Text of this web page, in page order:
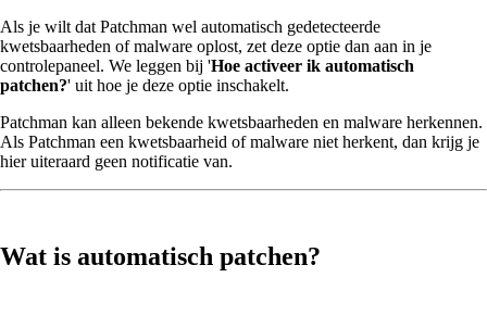
Als je wilt dat Patchman wel automatisch gedetecteerde
kwetsbaarheden of malware oplost, zet deze optie dan aan in je
controlepaneel. We leggen bij 'Hoe activeer ik automatisch
patchen?' uit hoe je deze optie inschakelt.
Patchman kan alleen bekende kwetsbaarheden en malware herkennen.
Als Patchman een kwetsbaarheid of malware niet herkent, dan krijg je
hier uiteraard geen notificatie van.
Wat is automatisch patchen?